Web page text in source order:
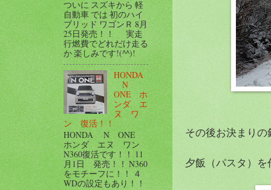
その後お決まり
夕飯（パスタ）
ついに スズキから 軽
自動車 では 初のハイ
ブリッド ワゴンＲ 8月
25日発売！！ 実走
行燃費でどれだけ走る
か 楽しみです!(^^)!
HONDA
N
ONE ホ
ンダ エ
ヌ ワ
ン 復活！！
HONDA N ONE
ホンダ エヌ ワン
N360復活です！！ 11
月1日 発売！！ N360
をモチーフに！！ ４
WDの設定もあり！！